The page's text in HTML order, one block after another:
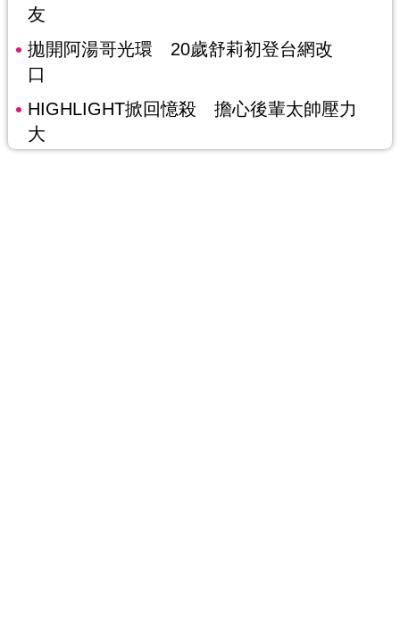
友
拋開阿湯哥光環 20歲舒莉初登台網改
口
HIGHLIGHT掀回憶殺 擔心後輩太帥壓力
大